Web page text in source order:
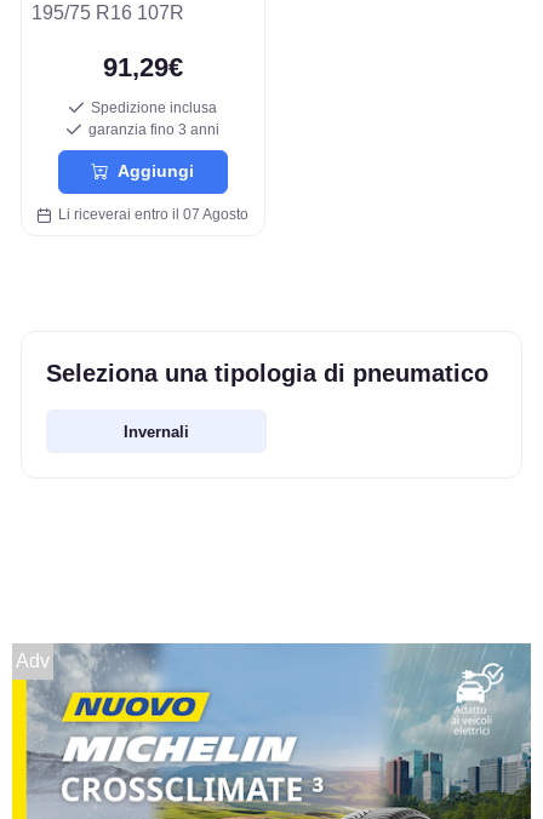
195/75 R16 107R
91,29€
Spedizione inclusa
garanzia fino 3 anni
Aggiungi
Li riceverai entro il 07 Agosto
Seleziona una tipologia di pneumatico
Invernali
Adv